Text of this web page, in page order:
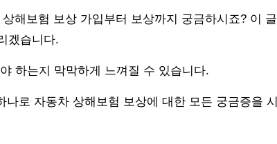
해보험 보상 가입부터 보상까지 궁금하시죠? 이 글
겠습니다.
하는지 막막하게 느껴질 수 있습니다.
로 자동차 상해보험 보상에 대한 모든 궁금증을 시